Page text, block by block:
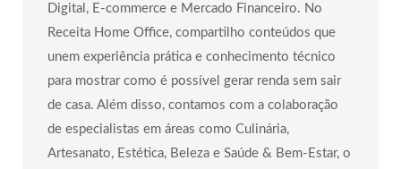
Digital, E-commerce e Mercado Financeiro. No
Receita Home Office, compartilho conteúdos que
unem experiência prática e conhecimento técnico
para mostrar como é possível gerar renda sem sair
de casa. Além disso, contamos com a colaboração
de especialistas em áreas como Culinária,
Artesanato, Estética, Beleza e Saúde & Bem-Estar, o